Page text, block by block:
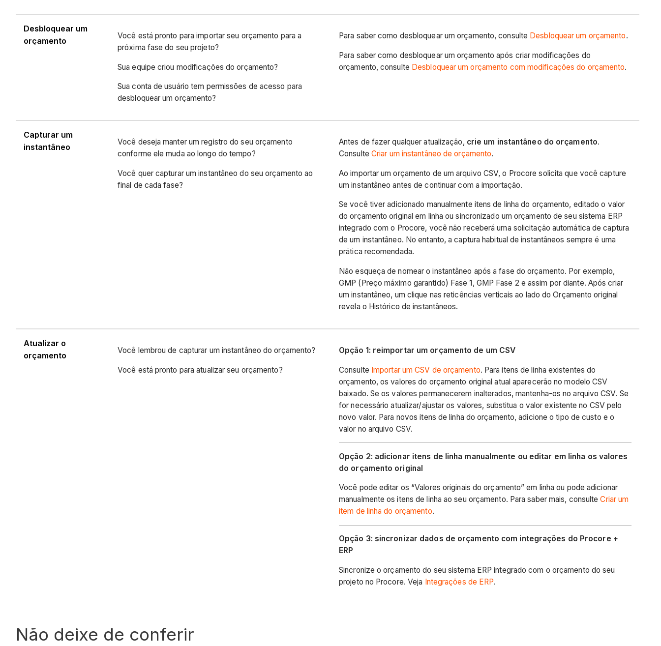
Desbloquear um
orçamento
Você está pronto para importar seu orçamento para a
próxima fase do seu projeto?
Sua equipe criou modificações do orçamento?
Sua conta de usuário tem permissões de acesso para
desbloquear um orçamento?
Para saber como desbloquear um orçamento, consulte Desbloquear um orçamento.
Para saber como desbloquear um orçamento após criar modificações do
orçamento, consulte Desbloquear um orçamento com modificações do orçamento.
Capturar um
instantâneo
Você deseja manter um registro do seu orçamento
conforme ele muda ao longo do tempo?
Você quer capturar um instantâneo do seu orçamento ao
final de cada fase?
Antes de fazer qualquer atualização, crie um instantâneo do orçamento.
Consulte Criar um instantâneo de orçamento.
Ao importar um orçamento de um arquivo CSV, o Procore solicita que você capture
um instantâneo antes de continuar com a importação.
Se você tiver adicionado manualmente itens de linha do orçamento, editado o valor
do orçamento original em linha ou sincronizado um orçamento de seu sistema ERP
integrado com o Procore, você não receberá uma solicitação automática de captura
de um instantâneo. No entanto, a captura habitual de instantâneos sempre é uma
prática recomendada.
Não esqueça de nomear o instantâneo após a fase do orçamento. Por exemplo,
GMP (Preço máximo garantido) Fase 1, GMP Fase 2 e assim por diante. Após criar
um instantâneo, um clique nas reticências verticais ao lado do Orçamento original
revela o Histórico de instantâneos.
Atualizar o
orçamento
Você lembrou de capturar um instantâneo do orçamento?
Você está pronto para atualizar seu orçamento?
Opção 1: reimportar um orçamento de um CSV
Consulte Importar um CSV de orçamento. Para itens de linha existentes do
orçamento, os valores do orçamento original atual aparecerão no modelo CSV
baixado. Se os valores permanecerem inalterados, mantenha-os no arquivo CSV. Se
for necessário atualizar/ajustar os valores, substitua o valor existente no CSV pelo
novo valor. Para novos itens de linha do orçamento, adicione o tipo de custo e o
valor no arquivo CSV.
Opção 2: adicionar itens de linha manualmente ou editar em linha os valores
do orçamento original
Você pode editar os “Valores originais do orçamento” em linha ou pode adicionar
manualmente os itens de linha ao seu orçamento. Para saber mais, consulteCriar um
item de linha do orçamento.
Opção 3: sincronizar dados de orçamento com integrações do Procore +
ERP
Sincronize o orçamento do seu sistema ERP integrado com o orçamento do seu
projeto no Procore. Veja Integrações de ERP.
Não deixe de conferir